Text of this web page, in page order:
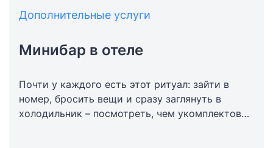
Дополнительные услуги
Минибар в отеле
Почти у каждого есть этот ритуал: зайти в
номер, бросить вещи и сразу заглянуть в
холодильник – посмотреть, чем укомплектован